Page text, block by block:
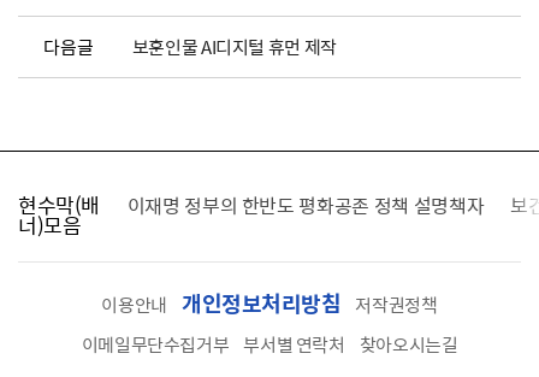
다음글 보훈인물 AI디지털 휴먼 제작
현수막(배
너)모음
찾습니다 이재명 정부의 한반도 평화공존 정책 설명책자 보
이용안내 개인정보처리방침
저작권정책
이메일무단수집거부 부서별 연락처
찾아오시는길